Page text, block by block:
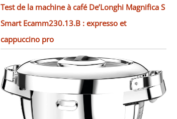
Test de la machine à café De’Longhi Magnifica S
Smart Ecamm230.13.B : expresso et
cappuccino pro